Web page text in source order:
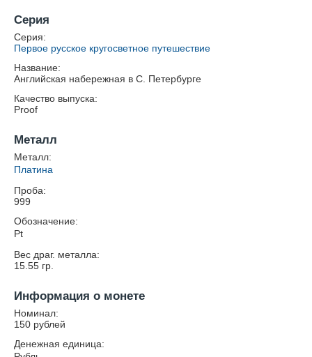
Серия
Серия:
Первое русское кругосветное путешествие
Название:
Английская набережная в С. Петербурге
Качество выпуска:
Proof
Металл
Металл:
Платина
Проба:
999
Обозначение:
Pt
Вес драг. металла:
15.55 гр.
Информация о монете
Номинал:
150 рублей
Денежная единица: